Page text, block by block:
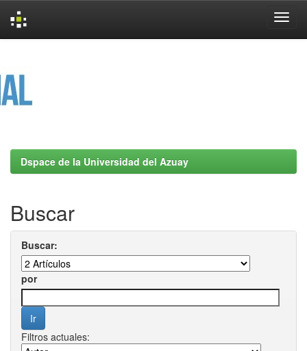
Dspace de la Universidad del Azuay
Buscar
Buscar:
por
Filtros actuales: